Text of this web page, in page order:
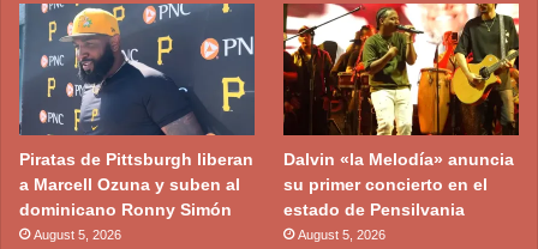
Piratas de Pittsburgh liberan
a Marcell Ozuna y suben al
dominicano Ronny Simón
August 5, 2026
Dalvin «la Melodía» anuncia
su primer concierto en el
estado de Pensilvania
August 5, 2026